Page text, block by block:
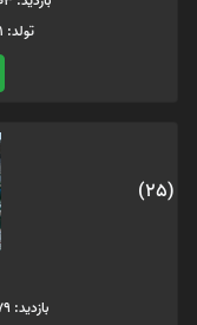
تولد: 1341/01/01 فوت: 1361/01/02
(25)
بازدید: 79 - کد متوفی: 5063381